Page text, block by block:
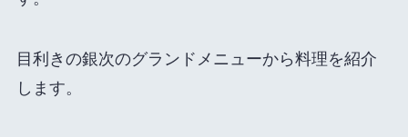
目利きの銀次のグランドメニューから料理を紹介
します。